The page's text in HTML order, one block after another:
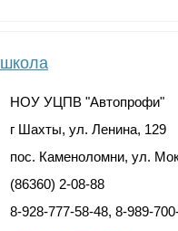
НОУ УЦПВ "Автопрофи"
г Шахты, ул. Ленина, 129
пос. Каменоломни, ул.
(86360) 2-08-88
8-928-777-58-48, 8-989-